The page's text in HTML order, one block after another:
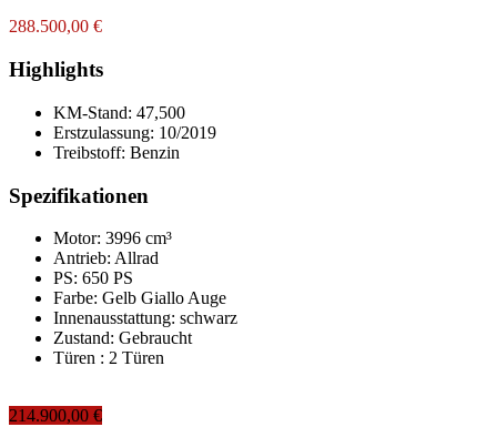
288.500,00 €
Highlights
KM-Stand: 47,500
Erstzulassung: 10/2019
Treibstoff: Benzin
Spezifikationen
Motor: 3996 cm³
Antrieb: Allrad
PS: 650 PS
Farbe: Gelb Giallo Auge
Innenausstattung: schwarz
Zustand: Gebraucht
Türen : 2 Türen
214.900,00 €